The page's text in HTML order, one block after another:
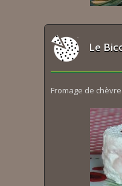
Le
Fromage de